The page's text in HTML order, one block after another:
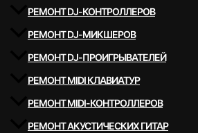
РЕМОНТ DJ-КОНТРОЛЛЕРОВ
РЕМОНТ DJ-МИКШЕРОВ
РЕМОНТ DJ-ПРОИГРЫВАТЕЛЕЙ
РЕМОНТ MIDI КЛАВИАТУР
РЕМОНТ MIDI-КОНТРОЛЛЕРОВ
РЕМОНТ АКУСТИЧЕСКИХ ГИТАР